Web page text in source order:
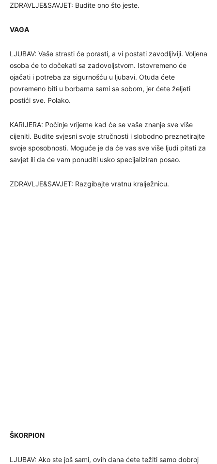
ZDRAVLJE&SAVJET: Budite ono što jeste.
VAGA
LJUBAV: Vaše strasti će porasti, a vi postati zavodljiviji. Voljena
osoba će to dočekati sa zadovoljstvom. Istovremeno će
ojačati i potreba za sigurnošću u ljubavi. Otuda ćete
povremeno biti u borbama sami sa sobom, jer ćete željeti
postići sve. Polako.
KARIJERA: Počinje vrijeme kad će se vaše znanje sve više
cijeniti. Budite svjesni svoje stručnosti i slobodno preznetirajte
svoje sposobnosti. Moguće je da će vas sve više ljudi pitati za
savjet ili da će vam ponuditi usko specijaliziran posao.
ZDRAVLJE&SAVJET: Razgibajte vratnu kralježnicu.
ŠKORPION
LJUBAV: Ako ste još sami, ovih dana ćete težiti samo dobroj